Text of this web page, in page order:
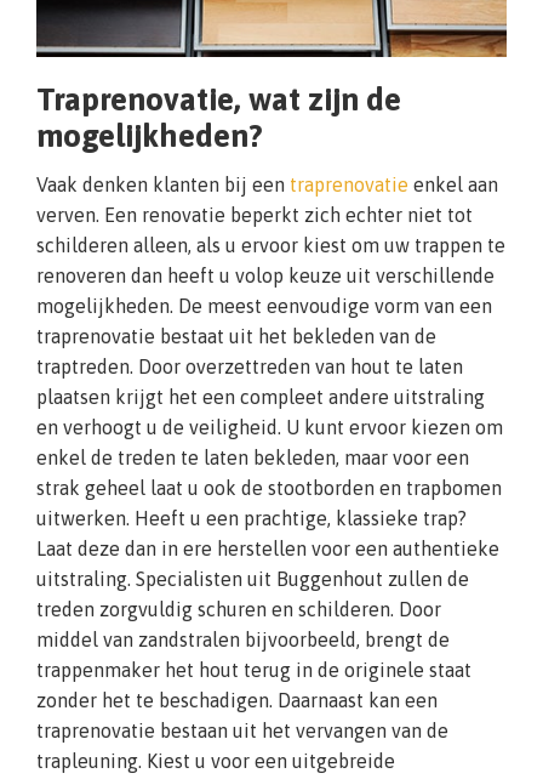
Traprenovatie, wat zijn de
mogelijkheden?
Vaak denken klanten bij een traprenovatie enkel aan
verven. Een renovatie beperkt zich echter niet tot
schilderen alleen, als u ervoor kiest om uw trappen te
renoveren dan heeft u volop keuze uit verschillende
mogelijkheden. De meest eenvoudige vorm van een
traprenovatie bestaat uit het bekleden van de
traptreden. Door overzettreden van hout te laten
plaatsen krijgt het een compleet andere uitstraling
en verhoogt u de veiligheid. U kunt ervoor kiezen om
enkel de treden te laten bekleden, maar voor een
strak geheel laat u ook de stootborden en trapbomen
uitwerken. Heeft u een prachtige, klassieke trap?
Laat deze dan in ere herstellen voor een authentieke
uitstraling. Specialisten uit Buggenhout zullen de
treden zorgvuldig schuren en schilderen. Door
middel van zandstralen bijvoorbeeld, brengt de
trappenmaker het hout terug in de originele staat
zonder het te beschadigen. Daarnaast kan een
traprenovatie bestaan uit het vervangen van de
trapleuning. Kiest u voor een uitgebreide